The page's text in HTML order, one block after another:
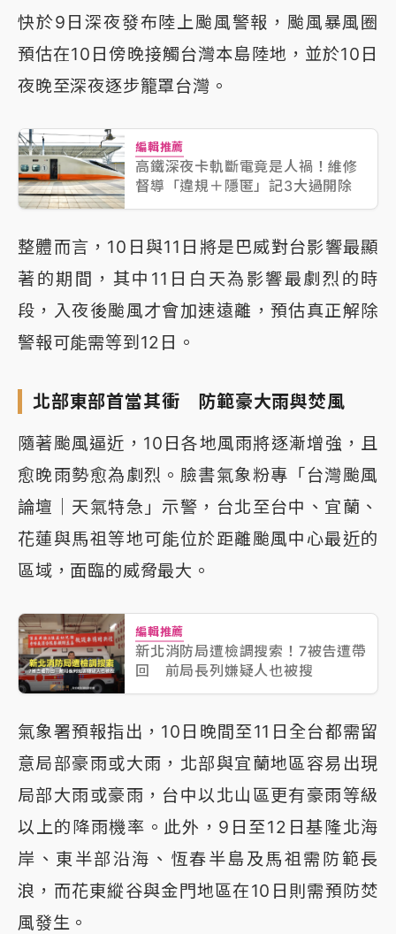
快於9日深夜發布陸上颱風警報，颱風暴風圈
預估在10日傍晚接觸台灣本島陸地，並於10日
夜晚至深夜逐步籠罩台灣。
編輯推薦
高鐵深夜卡軌斷電竟是人禍！維修
督導「違規＋隱匿」記3大過開除
整體而言，10日與11日將是巴威對台影響最顯
著的期間，其中11日白天為影響最劇烈的時
段，入夜後颱風才會加速遠離，預估真正解除
警報可能需等到12日。
北部東部首當其衝 防範豪大雨與焚風
隨著颱風逼近，10日各地風雨將逐漸增強，且
愈晚雨勢愈為劇烈。臉書氣象粉專「台灣颱風
論壇｜天氣特急」示警，台北至台中、宜蘭、
花蓮與馬祖等地可能位於距離颱風中心最近的
區域，面臨的威脅最大。
編輯推薦
新北消防局遭檢調搜索！7被告遭帶
回 前局長列嫌疑人也被搜
氣象署預報指出，10日晚間至11日全台都需留
意局部豪雨或大雨，北部與宜蘭地區容易出現
局部大雨或豪雨，台中以北山區更有豪雨等級
以上的降雨機率。此外，9日至12日基隆北海
岸、東半部沿海、恆春半島及馬祖需防範長
浪，而花東縱谷與金門地區在10日則需預防焚
風發生。